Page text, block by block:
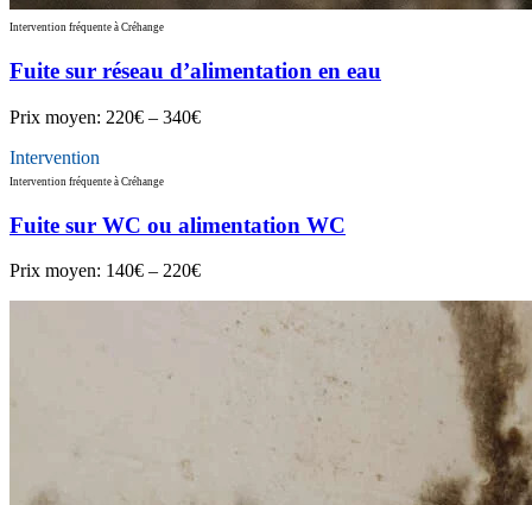
Intervention fréquente à Créhange
Fuite sur réseau d’alimentation en eau
Prix moyen: 220€ – 340€
Intervention
Intervention fréquente à Créhange
Fuite sur WC ou alimentation WC
Prix moyen: 140€ – 220€